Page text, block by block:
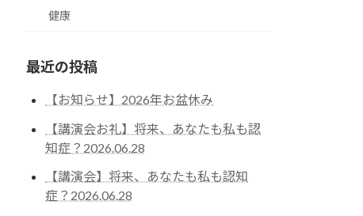
健康
最近の投稿
【お知らせ】2026年お盆休み
【講演会お礼】将来、あなたも私も認
知症？2026.06.28
【講演会】将来、あなたも私も認知
症？2026.06.28